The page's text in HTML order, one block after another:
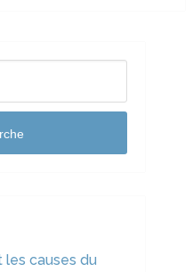
causes du